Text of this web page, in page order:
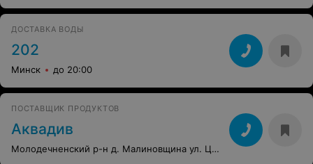
ДОСТАВКА ВОДЫ
202
Минск до 20:00
ПОСТАВЩИК ПРОДУКТОВ
Аквадив
Молодечненский р-н д. Малиновщина ул. Центральная, 22